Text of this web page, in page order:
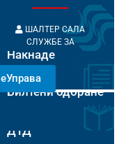
ШАЛТЕР САЛА
СЛУЖБЕ ЗА
НАКНАДЕ
РАДНИМ
ДАНИМА 8-14
ЧАСОВА
Накнаде
еУправа
Билтени одбране
Пловидба на Хс
ДТД